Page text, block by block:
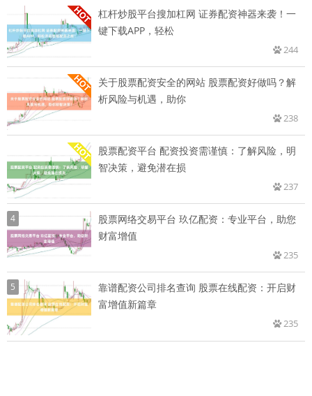
杠杆炒股平台搜加杠网 证券配资神器来袭！一
键下载APP，轻松
244
关于股票配资安全的网站 股票配资好做吗？解
析风险与机遇，助你
238
股票配资平台 配资投资需谨慎：了解风险，明
智决策，避免潜在损
237
4
股票网络交易平台 玖亿配资：专业平台，助您
财富增值
235
5
靠谱配资公司排名查询 股票在线配资：开启财
富增值新篇章
235